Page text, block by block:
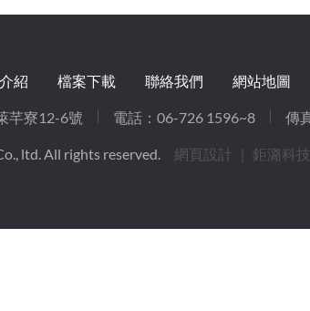
紹 檔案下載 聯絡我們 網站地圖
芊寮12-6號 電話：06-726 1596~8 傳
ltd. All rights reserved. 網頁設計 ｜ 鉅潞科技